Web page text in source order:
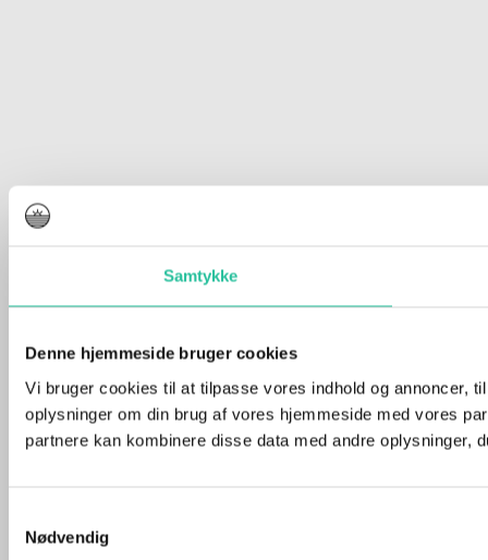
Samtykke
Denne hjemmeside bruger cookies
Vi bruger cookies til at tilpasse vores indhold og annoncer,
oplysninger om din brug af vores hjemmeside med vores
partnere kan kombinere disse data med andre oplysninger,
Nødvendig